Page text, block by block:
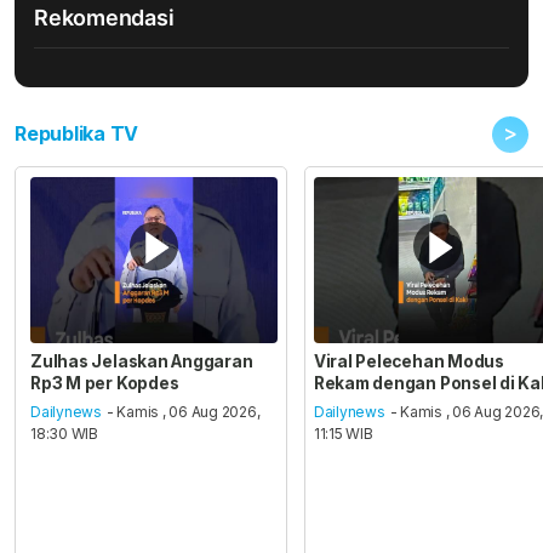
Rekomendasi
Republika TV >
Zulhas Jelaskan Anggaran
Rp3 M per Kopdes
Dailynews - Kamis , 06 Aug 2026,
18:30 WIB
Viral Pelecehan Modus
Rekam dengan Ponsel di
Dailynews - Kamis , 06 Aug 2026,
11:15 WIB